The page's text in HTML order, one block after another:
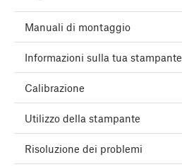
Manuali di montaggio
Informazioni sulla tua stampante
Calibrazione
Utilizzo della stampante
Risoluzione dei problemi